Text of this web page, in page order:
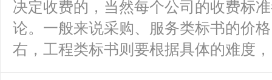
决定收费的，当然每个公司的收费标
论。一般来说采购、服务类标书的价
右，工程类标书则要根据具体的难度，